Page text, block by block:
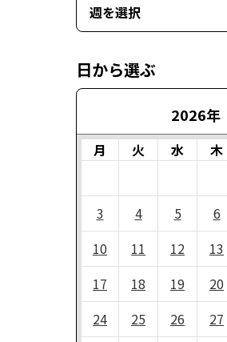
週を選択
日から選ぶ
2026年
月 火 水 木
3
4 5 6
10
11 12 13
17
18 19 20
24
25 26 27